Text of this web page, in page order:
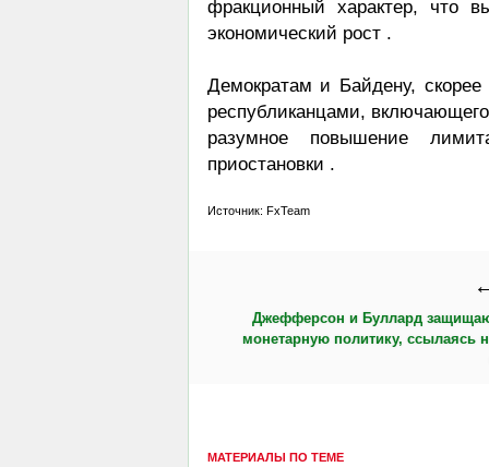
фракционный характер, что
экономический рост .
Демократам и Байдену, скорее
республиканцами,
разумное повышение
приостановки .
Источник: FxTeam
Джефферсон и Буллард
монетарную политику, ссылаясь
МАТЕРИАЛЫ ПО ТЕМЕ